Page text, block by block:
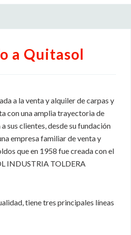
a Quitasol
a la venta y alquiler de carpas y
con una amplia trayectoria de
sus clientes, desde su fundación
empresa familiar de venta y
que en 1958 fue creada con el
INDUSTRIA TOLDERA
tiene tres principales líneas